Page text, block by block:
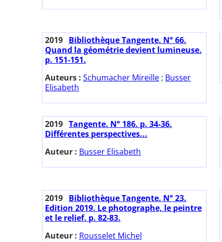
2019 Bibliothèque Tangente. N° 66.
Quand la géométrie devient lumineuse.
p. 151-151.
Auteurs : Schumacher Mireille ; Busser
Elisabeth
2019 Tangente. N° 186. p. 34-36.
Différentes perspectives...
Auteur : Busser Elisabeth
2019 Bibliothèque Tangente. N° 23.
Edition 2019. Le photographe, le peintre
et le relief. p. 82-83.
Auteur : Rousselet Michel